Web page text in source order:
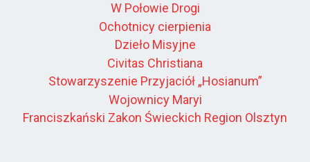
W Połowie Drogi
Ochotnicy cierpienia
Dzieło Misyjne
Civitas Christiana
Stowarzyszenie Przyjaciół „Hosianum”
Wojownicy Maryi
Franciszkański Zakon Świeckich Region Olsztyn